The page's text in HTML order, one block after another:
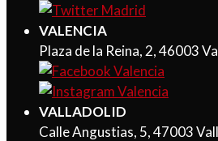
VALENCIA
Plaza de la Reina, 2, 46003
VALLADOLID
Calle Angustias, 5, 47003